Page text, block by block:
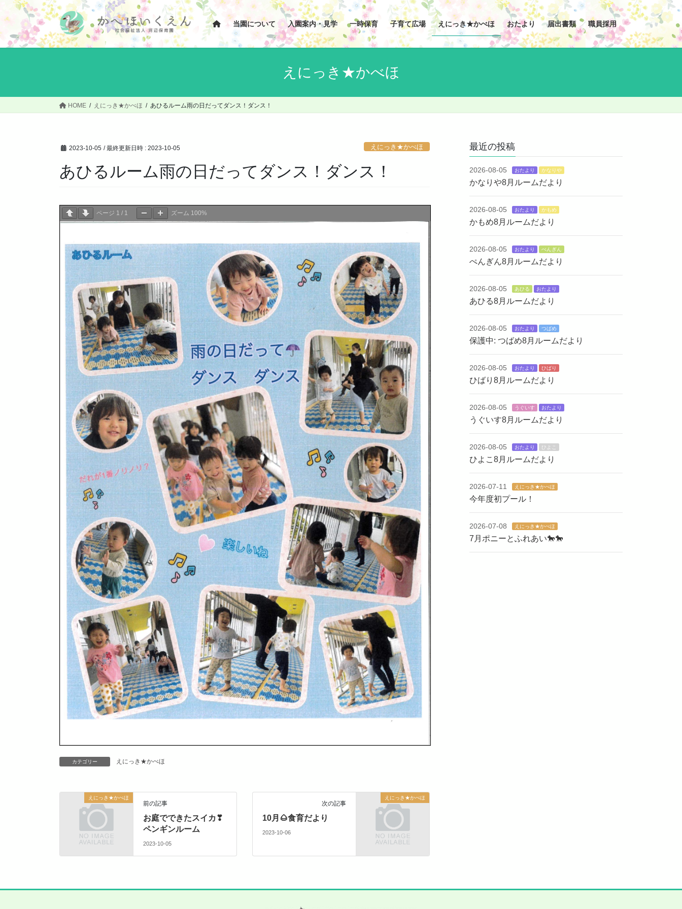
ン
プ
ビ
動
当園について 入園案内・見学 一時保育 子育て広場 えにっき★かべほ おたより 届出書類 職員採用
えにっき★かべほ
HOME えにっき★かべほ あひるルーム雨の日だってダンス！ダンス！
2023-10-05 / 最終更新日時 : 2023-10-05 えにっき★かべほ
あひるルーム雨の日だってダンス！ダンス！
ページ 1 / 1 ズーム 100%
カテゴリー えにっき★かべほ
えにっき★かべほ
前の記事
お庭でできたスイカ❣
ペンギンルーム
2023-10-05
えにっき★かべほ
次の記事
10月🌰食育だより
2023-10-06
最近の投稿
2026-08-05 おたより かなりや
かなりや8月ルームだより
2026-08-05 おたより かもめ
かもめ8月ルームだより
2026-08-05 おたより ぺんぎん
ぺんぎん8月ルームだより
2026-08-05 あひる おたより
あひる8月ルームだより
2026-08-05 おたより つばめ
保護中: つばめ8月ルームだより
2026-08-05 おたより ひばり
ひばり8月ルームだより
2026-08-05 うぐいす おたより
うぐいす8月ルームだより
2026-08-05 おたより ひよこ
ひよこ8月ルームだより
2026-07-11 えにっき★かべほ
今年度初プール！
2026-07-08 えにっき★かべほ
7月ポニーとふれあい🐎🐎